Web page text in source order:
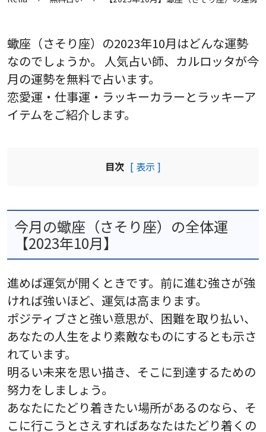
蠍座（さそり座）の2023年10月はどんな運勢
なのでしょうか。 人気占い師、カルロッタが今
月の運勢を無料で占います。
恋愛運・仕事運・ラッキーカラーとラッキーア
イテムをご紹介します。
目次 [ 表示 ]
今月の蠍座（さそり座）の全体運
【2023年10月】
進めば運気が開くときです。前に進む強さが強
ければ強いほど、運気は高まります。
ポジティブさと強い意思が、困難を取り払い、
あなたの人生をより素敵なものにするとも示さ
れています。
明るい未来を思い描き、そこに到達するための
努力をしましょう。
あなたにたどり着きたい場所があるのなら、そ
こに行こうとさえすればあなたはたどり着くの